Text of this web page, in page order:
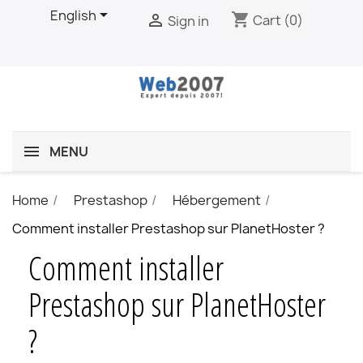
English  Sign in shopping_cart Cart (0)
MENU
Home Prestashop
Hébergement
Comment installer Prestashop sur PlanetHoster ?
Comment installer
Prestashop sur PlanetHoster
?